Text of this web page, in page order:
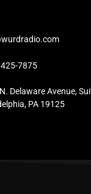
7875
Delaware Avenue,
PA 19125